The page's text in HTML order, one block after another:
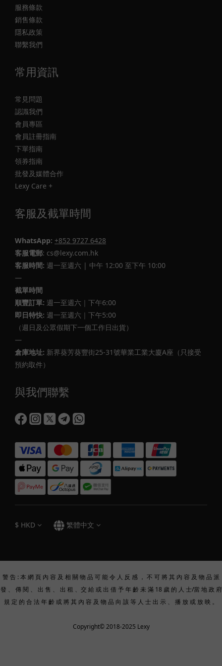
服務條款
銷售條款
隱私政策
聯繫我們
常用資訊
常見問題
認識我們
會員專區
會員註冊指南
下單指南
領券指南
批發及媒體合作
Lexy Care +
客服及截單時間
WhatsApp: +852 9727 6428
客服電郵: cs@lexy.com.hk
客服時間: 週一至週六 | 中午 12:00 至下午 10:00
—
截單時間
順豐訂單: 週一至週六｜下午6:00
即日特快: 週一至週六｜下午5:00
（週日及公眾假期下一個工作日出貨）
—
倉庫地址: 新界葵芳葵豐街25-31號華業工業大廈A座（只接受
預約取件）
與我們聯繫
$ HKD 繁體中文
警 告 : 本 網 頁 內 容 及 相 關 物 品 可 能 令 人 反 感 ， 不 可 將 其 內 容 及 物 品 派
發 、 傳 閱 、 出 售 、 出 租 、交 給 或 出 借 予 年 齡 未 滿 18 歲 的 人 士/當 地 政 府
規 定 的 合 法 年 齡 或 將 其 內 容 及 物 品 向 該 等 人 士 出 示 、 播 放 或 放 映 。
Copyright© 2018-2025 Lexy